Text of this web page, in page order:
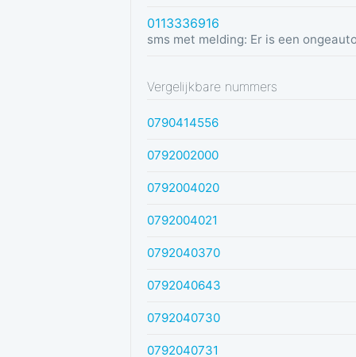
0113336916
Vergelijkbare nummers
0790414556
0792002000
0792004020
0792004021
0792040370
0792040643
0792040730
0792040731